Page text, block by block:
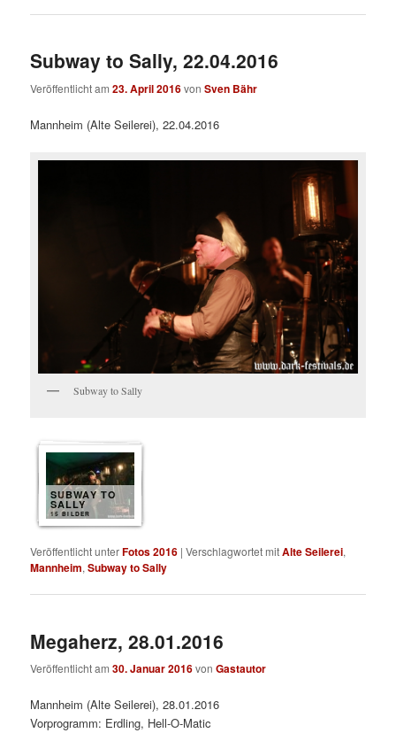
Subway to Sally, 22.04.2016
Veröffentlicht am23. April 2016vonSven Bähr
Mannheim (Alte Seilerei), 22.04.2016
Subway to Sally
SUBWAY TO
SALLY
15 BILDER
Veröffentlicht unterFotos 2016 |Verschlagwortet mitAlte Seilerei,
Mannheim,Subway to Sally
Megaherz, 28.01.2016
Veröffentlicht am30. Januar 2016vonGastautor
Mannheim (Alte Seilerei), 28.01.2016
Vorprogramm: Erdling, Hell-O-Matic